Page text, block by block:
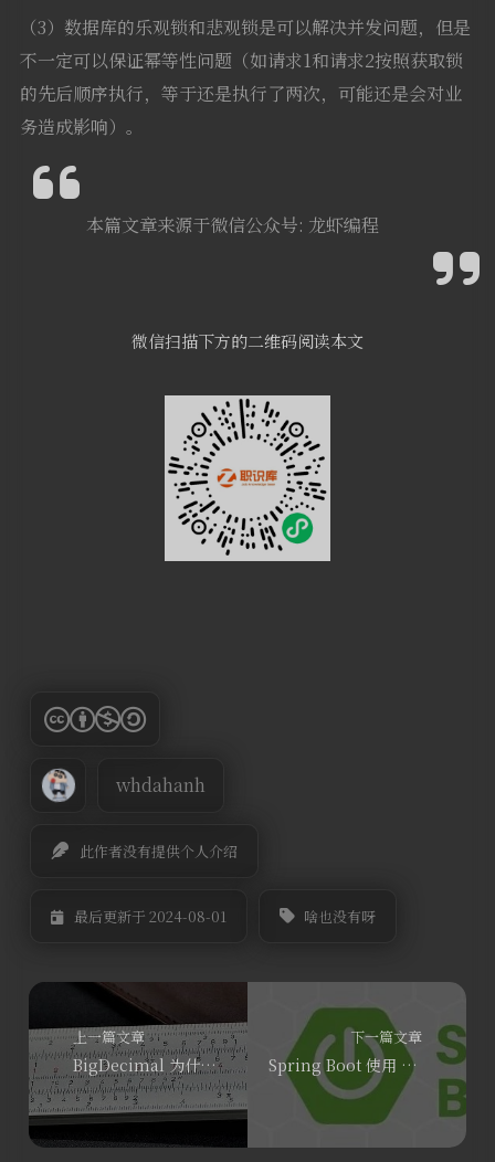
（3）数据库的乐观锁和悲观锁是可以解决并发问题，但是
不一定可以保证幂等性问题（如请求1和请求2按照获取锁
的先后顺序执行，等于还是执行了两次，可能还是会对业
务造成影响）。
本篇文章来源于微信公众号: 龙虾编程
微信扫描下方的二维码阅读本文
whdahanh
此作者没有提供个人介绍
最后更新于 2024-08-01 啥也没有呀
上一篇文章
BigDecimal 为什么可以保证精度不丢失？
下一篇文章
Spring Boot 使用 AES 加密详解